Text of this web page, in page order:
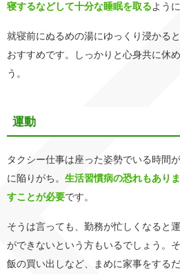
寝するなどして十分な睡眠を取るよう
就寝前にぬるめの湯にゆっくり浸かる
おすすめです。しっかりと心身共に休
う。
運動
タクシー仕事は座った姿勢でいる時間
に陥りがち。 生活習慣病の恐れもあり
すことが必要です。
そうは言っても、勤務が忙しくなると
ができないという方もいるでしょう。
飯の買い出しなど、まめに家事をする